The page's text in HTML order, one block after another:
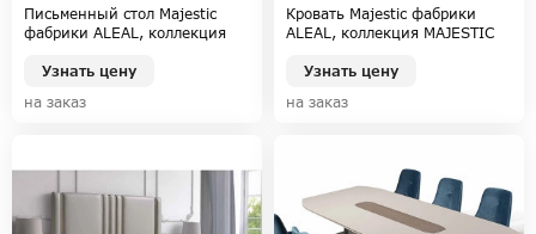
Письменный стол Majestic
фабрики ALEAL, коллекция
Узнать цену
на заказ
Кровать Majestic фабрики
ALEAL, коллекция MAJESTIC
Узнать цену
на заказ